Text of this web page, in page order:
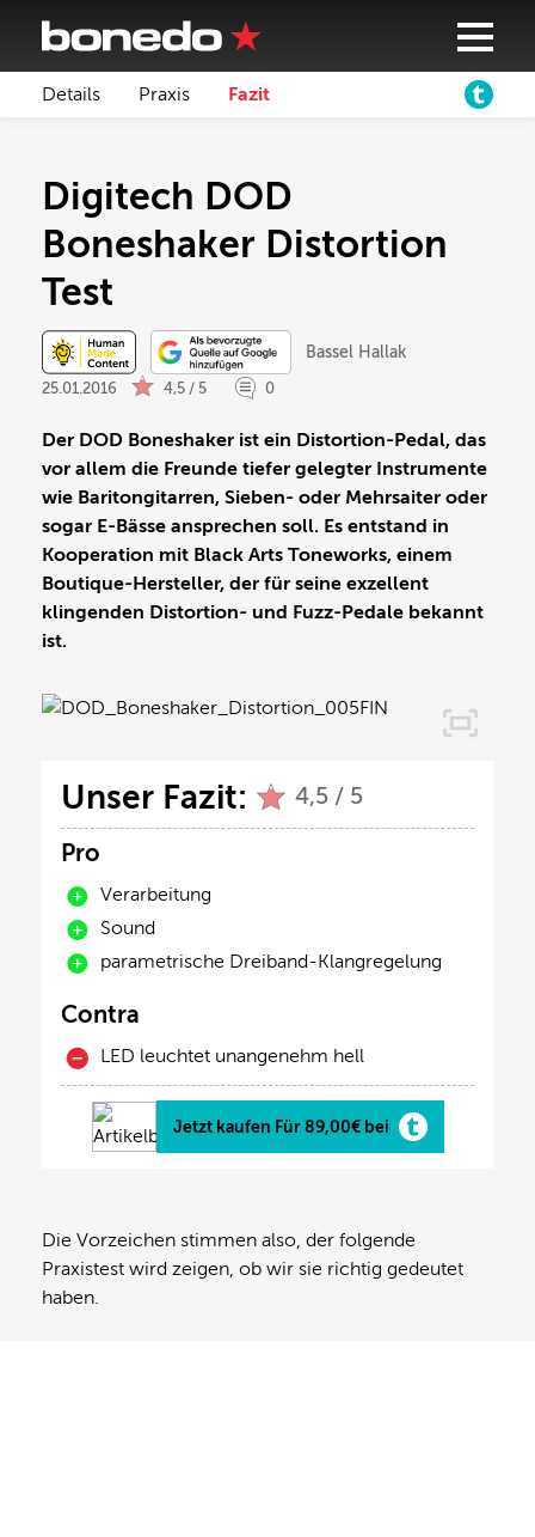
Details Praxis Fazit
Digitech DOD
Boneshaker Distortion
Test
Bassel Hallak
25.01.2016 4,5 / 5 0
Der DOD Boneshaker ist ein Distortion-Pedal, das
vor allem die Freunde tiefer gelegter Instrumente
wie Baritongitarren, Sieben- oder Mehrsaiter oder
sogar E-Bässe ansprechen soll. Es entstand in
Kooperation mit Black Arts Toneworks, einem
Boutique-Hersteller, der für seine exzellent
klingenden Distortion- und Fuzz-Pedale bekannt
ist.
Unser Fazit: 4,5 / 5
Pro
Verarbeitung
Sound
parametrische Dreiband-Klangregelung
Contra
LED leuchtet unangenehm hell
Jetzt kaufen Für 89,00€ bei
Die Vorzeichen stimmen also, der folgende
Praxistest wird zeigen, ob wir sie richtig gedeutet
haben.